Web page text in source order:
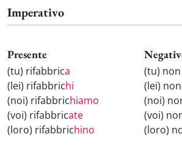
Imperativo
Presente
(tu) rifabbrica
(lei) rifabbrichi
(noi) rifabbrichiamo
(voi) rifabbricate
(loro) rifabbrichino
(tu)
(lei)
(noi)
(voi)
(loro)